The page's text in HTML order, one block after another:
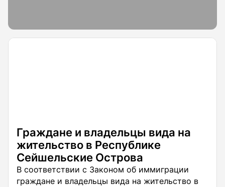
Граждане и владельцы вида на
жительство в Республике
Сейшельские Острова
В соответствии с Законом об иммиграции
граждане и владельцы вида на жительство в